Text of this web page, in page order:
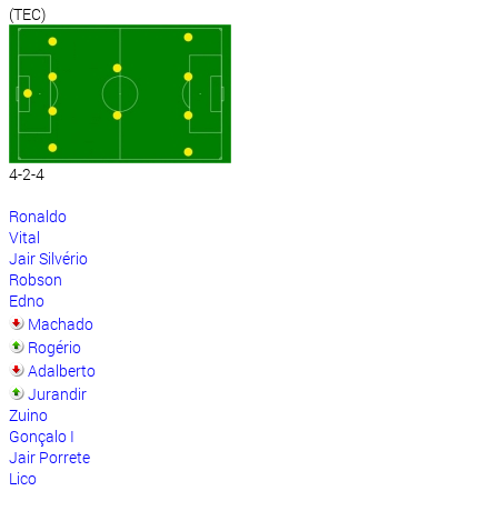
(TEC)
4-2-4
Ronaldo
Vital
Jair Silvério
Robson
Edno
Machado
Rogério
Adalberto
Jurandir
Zuino
Gonçalo I
Jair Porrete
Lico